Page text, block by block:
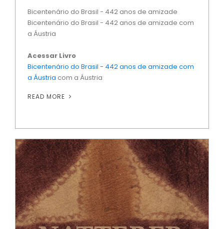
Bicentenário do Brasil - 442 anos de amizade
Bicentenário do Brasil - 442 anos de amizade com
a Áustria
Acessar Livro
Bicentenário do Brasil - 442 anos de amizade com
a Áustria com a Áustria
READ MORE